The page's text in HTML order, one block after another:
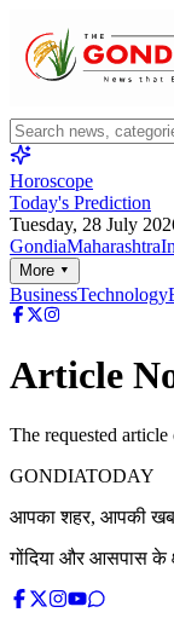
Horoscope
Today's Prediction
Tuesday, 28 July
GondiaMaharashtra
More ▾
BusinessTechnology
Article
The requested
GONDIATODAY
आपका शहर, आपकी
गोंदिया और आसपास के